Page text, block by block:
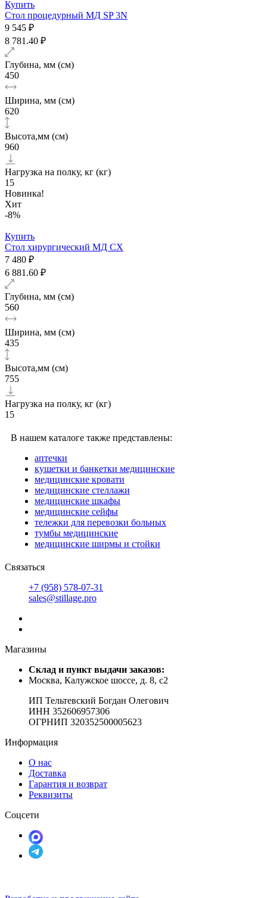
Купить
Стол процедурный МД SP 3N
9 545 ₽
8 781.40 ₽
Глубина, мм (см)
450
Ширина, мм (см)
620
Высота,мм (см)
960
Нагрузка на полку, кг (кг)
15
Новинка!
Хит
-8%
Купить
Стол хирургический МД СХ
7 480 ₽
6 881.60 ₽
Глубина, мм (см)
560
Ширина, мм (см)
435
Высота,мм (см)
755
Нагрузка на полку, кг (кг)
15
В нашем каталоге также представлены:
аптечки
кушетки и банкетки медицинские
медицинские кровати
медицинские стеллажи
медицинские шкафы
медицинские сейфы
тележки для перевозки больных
тумбы медицинские
медицинские ширмы и стойки
Связаться
+7 (958) 578-07-31
sales@stillage.pro
Магазины
Cклад и пункт выдачи заказов:
Москва, Калужское шоссе, д. 8, с2
ИП Тельтевский Богдан Олегович
ИНН 352606957306
ОГРНИП 320352500005623
Информация
О нас
Доставка
Гарантия и возврат
Реквизиты
Соцсети